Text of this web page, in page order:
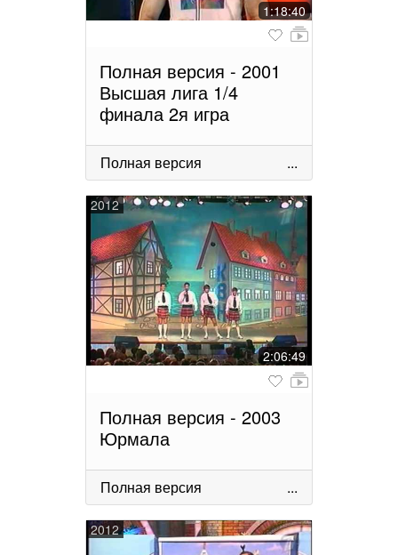
1:18:40
Полная версия - 2001
Высшая лига 1/4
финала 2я игра
Полная версия ...
2012
2:06:49
Полная версия - 2003
Юрмала
Полная версия ...
2012